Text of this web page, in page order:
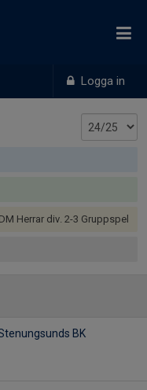
Logga in
Herrar div. 2-3 Gruppspel
BK